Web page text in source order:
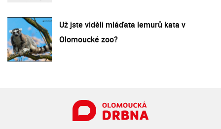
Už jste viděli mláďata lemurů kata v
Olomoucké zoo?